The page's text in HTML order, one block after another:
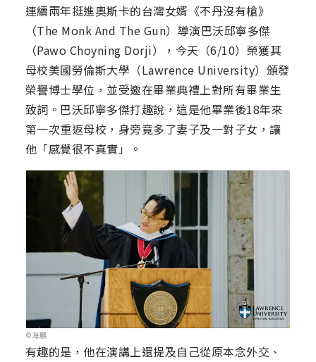
連續兩年挺進奧斯卡的台灣女婿《不丹沒有槍》
（The Monk And The Gun）導演巴沃邱寧多傑
（Pawo Choyning Dorji），今天（6/10）榮獲其
母校美國勞倫斯大學（Lawrence University）頒發
榮譽博士學位，並受邀在畢業典禮上對所有畢業生
致詞。巴沃邱寧多傑打趣說，這是他畢業後18年來
第一次重返母校，身旁竟多了妻子及一對子女，讓
他「感覺很不真實」。
©海鵬
有趣的是，他在演講上還提及自己從原本念外交、